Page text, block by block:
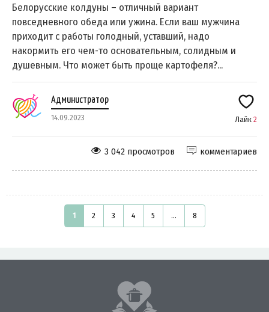
Белорусские колдуны – отличный вариант
повседневного обеда или ужина. Если ваш мужчина
приходит с работы голодный, уставший, надо
накормить его чем-то основательным, солидным и
душевным. Что может быть проще картофеля?...
Администратор
14.09.2023 Лайк 2
комментариев
3 042 просмотров
1 2 3 4 5 ... 8